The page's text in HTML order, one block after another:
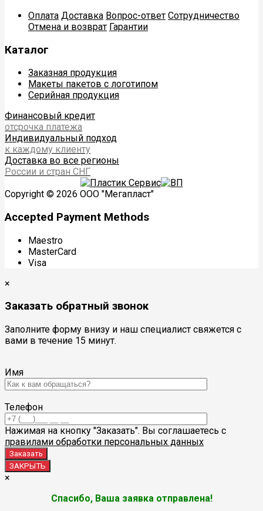
Оплата Доставка Вопрос-ответ Сотрудничество
Отмена и возврат Гарантии
Каталог
Заказная продукция
Макеты пакетов с логотипом
Серийная продукция
Финансовый кредит
отсрочка платежа
Индивидуальный подход
к каждому клиенту
Доставка во все регионы
России и стран СНГ
Copyright © 2026 ООО "Мегапласт"
Accepted Payment Methods
Maestro
MasterCard
Visa
×
Заказать обратный звонок
Заполните форму внизу и наш специалист свяжется с
вами в течение 15 минут.
Имя
Телефон
Нажимая на кнопку "Заказать". Вы соглашаетесь с
правилами обработки персональных данных
ЗАКРЫТЬ
×
Спасибо, Ваша заявка отправлена!